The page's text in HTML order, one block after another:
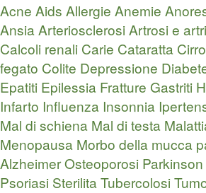
Acne Aids Allergie Anemie
AnsiaArteriosclerosiArtrosi e
Calcoli renali Carie Cataratta
fegato Colite Depressione
Epatiti Epilessia Fratture Gastriti
Infarto Influenza Insonnia
Mal di schiena Mal di testa
Menopausa Morbo della mucca
AlzheimerOsteoporosi Parkinson
Psoriasi SterilitaTubercolosi